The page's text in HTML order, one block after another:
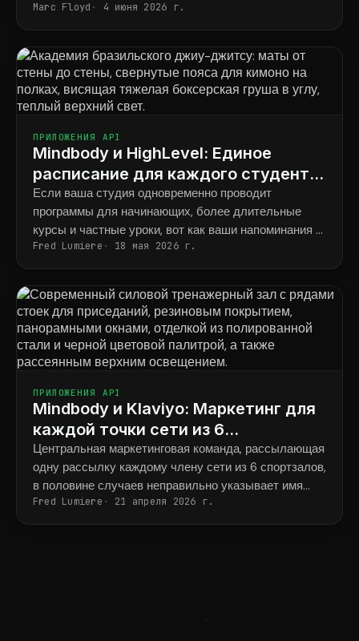
навсегда решают эту проблему.
Marc Floyd 4 июня 2026 г.
ПРИЛОЖЕНИЯ API
Mindbody и HighLevel: Единое
расписание для каждого студента
во всех программах.
Если ваша студия одновременно проводит
программы для начинающих, более длительные
курсы и частные уроки, вот как ваши напоминания в
итоге будут соответствовать тому, что фактически
забронировал каждый ученик.
Fred Lumiere 18 мая 2026 г.
ПРИЛОЖЕНИЯ API
Mindbody и Klaviyo: Маркетинг для
каждой точки сети из 6
тренажерных залов для силовых
тренировок.
Центральная маркетинговая команда, рассылающая
одну рассылку каждому члену сети из 6 спортзалов,
в половине случаев неправильно указывает имя
тренера и адрес спортзала.
Fred Lumiere 21 апреля 2026 г.